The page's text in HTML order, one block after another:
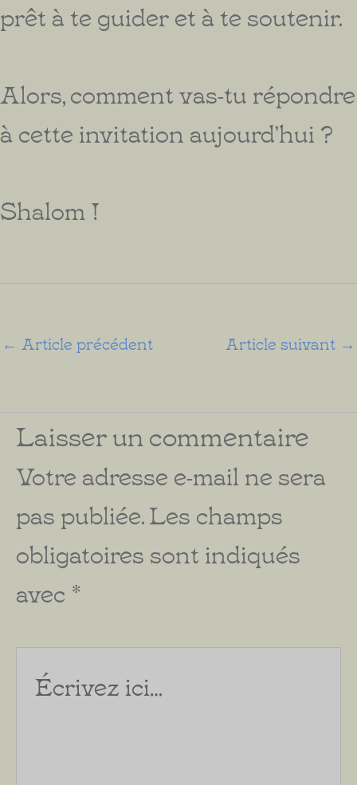
prêt à te guider et à te soutenir.
Alors, comment vas-tu répondre
à cette invitation aujourd’hui ?
Shalom !
← Article précédent Article suivant →
Laisser un commentaire
Votre adresse e-mail ne sera
pas publiée.Les champs
obligatoires sont indiqués
avec *
Écrivez
ici…